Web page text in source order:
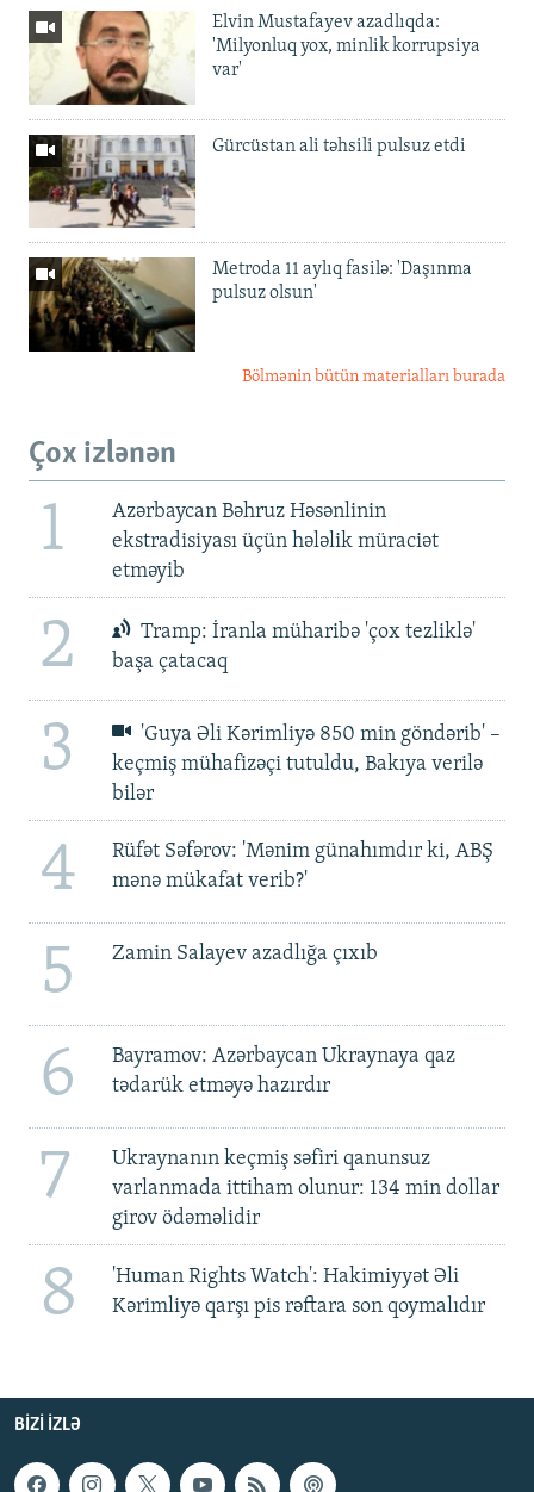
Elvin Mustafayev azadlıqda:
'Milyonluq yox, minlik korrupsiya
var'
Gürcüstan ali təhsili pulsuz etdi
Metroda 11 aylıq fasilə: 'Daşınma
pulsuz olsun'
Bölmənin bütün materialları burada
Çox izlənən
1
Azərbaycan Bəhruz Həsənlinin
ekstradisiyası üçün hələlik müraciət
etməyib
2
Tramp: İranla müharibə 'çox tezliklə'
başa çatacaq
3
'Guya Əli Kərimliyə 850 min göndərib' –
keçmiş mühafizəçi tutuldu, Bakıya verilə
bilər
4
Rüfət Səfərov: 'Mənim günahımdır ki, ABŞ
mənə mükafat verib?'
5 Zamin Salayev azadlığa çıxıb
6
Bayramov: Azərbaycan Ukraynaya qaz
tədarük etməyə hazırdır
7
Ukraynanın keçmiş səfiri qanunsuz
varlanmada ittiham olunur: 134 min dollar
girov ödəməlidir
8
'Human Rights Watch': Hakimiyyət Əli
Kərimliyə qarşı pis rəftara son qoymalıdır
BIZI IZLƏ